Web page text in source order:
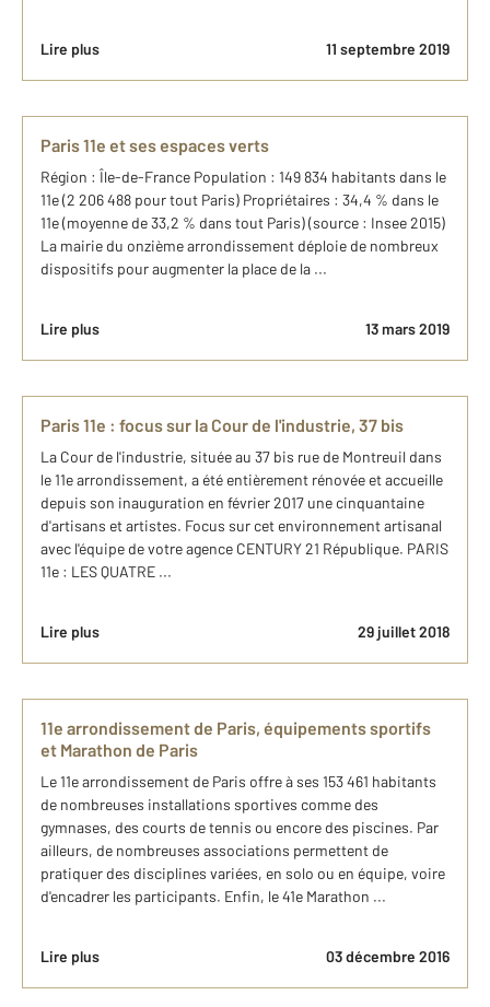
Lire plus 11 septembre 2019
Paris 11e et ses espaces verts
Région : Île-de-France Population : 149 834 habitants dans le
11e (2 206 488 pour tout Paris) Propriétaires : 34,4 % dans le
11e (moyenne de 33,2 % dans tout Paris) (source : Insee 2015)
La mairie du onzième arrondissement déploie de nombreux
dispositifs pour augmenter la place de la ...
Lire plus 13 mars 2019
Paris 11e : focus sur la Cour de l'industrie, 37 bis
La Cour de l'industrie, située au 37 bis rue de Montreuil dans
le 11e arrondissement, a été entièrement rénovée et accueille
depuis son inauguration en février 2017 une cinquantaine
d'artisans et artistes. Focus sur cet environnement artisanal
avec l'équipe de votre agence CENTURY 21 République. PARIS
11e : LES QUATRE ...
Lire plus 29 juillet 2018
11e arrondissement de Paris, équipements sportifs
et Marathon de Paris
Le 11e arrondissement de Paris offre à ses 153 461 habitants
de nombreuses installations sportives comme des
gymnases, des courts de tennis ou encore des piscines. Par
ailleurs, de nombreuses associations permettent de
pratiquer des disciplines variées, en solo ou en équipe, voire
d'encadrer les participants. Enfin, le 41e Marathon ...
Lire plus 03 décembre 2016